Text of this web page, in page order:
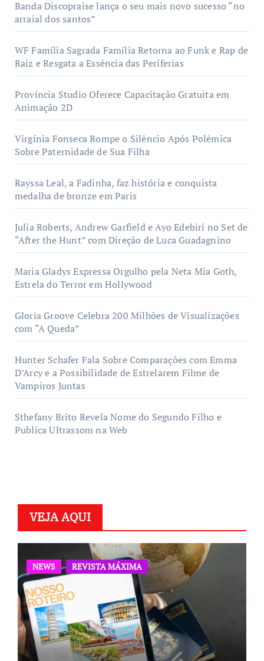
Banda Discopraise lança o seu mais novo sucesso “no
arraial dos santos”
WF Família Sagrada Família Retorna ao Funk e Rap de
Raiz e Resgata a Essência das Periferias
Província Studio Oferece Capacitação Gratuita em
Animação 2D
Virgínia Fonseca Rompe o Silêncio Após Polêmica
Sobre Paternidade de Sua Filha
Rayssa Leal, a Fadinha, faz história e conquista
medalha de bronze em Paris
Julia Roberts, Andrew Garfield e Ayo Edebiri no Set de
“After the Hunt” com Direção de Luca Guadagnino
Maria Gladys Expressa Orgulho pela Neta Mia Goth,
Estrela do Terror em Hollywood
Gloria Groove Celebra 200 Milhões de Visualizações
com “A Queda”
Hunter Schafer Fala Sobre Comparações com Emma
D’Arcy e a Possibilidade de Estrelarem Filme de
Vampiros Juntas
Sthefany Brito Revela Nome do Segundo Filho e
Publica Ultrassom na Web
VEJA AQUI
NEWS REVISTA MÁXIMA